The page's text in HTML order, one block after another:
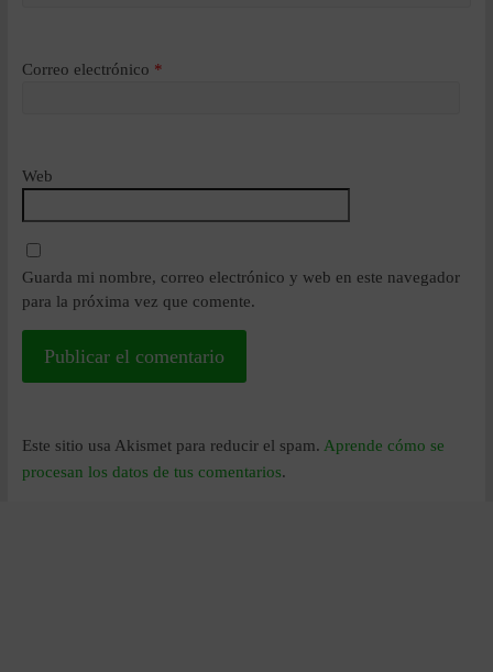
Correo electrónico *
Web
Guarda mi nombre, correo electrónico y web en este navegador
para la próxima vez que comente.
Este sitio usa Akismet para reducir el spam. Aprende cómo se
procesan los datos de tus comentarios.